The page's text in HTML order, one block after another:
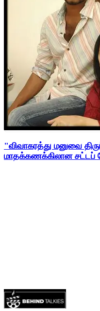
"விவாகரத்து மனுவை
மாதக்கணக்கிலான சட்டப்